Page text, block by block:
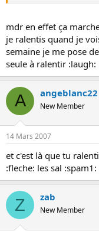
mdr en effet ça
je ralentis quand je
semaine je me pose
seule à ralentir :laugh:
A angeblanc22
New Member
14 Mars 2007
et c'est là que tu
:fleche: les sal
Z zab
New Member